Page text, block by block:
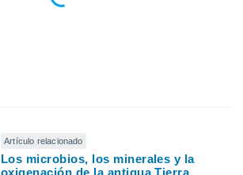
Artículo relacionado
Los microbios, los minerales y la
oxigenación de la antigua Tierra